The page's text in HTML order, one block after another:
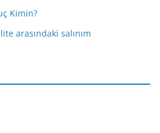
Kimin?
arasındaki salınım